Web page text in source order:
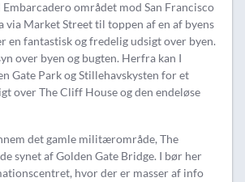
Embarcadero området mod San Francisco
Market Street til toppen af en af byens
en fantastisk og fredelig udsigt over byen.
over byen og bugten. Herfra kan I
Gate Park og Stillehavskysten for et
over The Cliff House og den endeløse
det gamle militærområde, The
synet af Golden Gate Bridge. I bør her
hvor der er masser af info